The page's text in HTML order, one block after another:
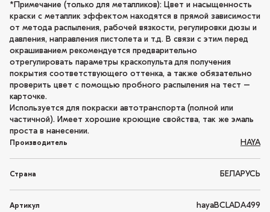
*Примечание (только для металликов): Цвет и насыщенность
краски с металлик эффектом находятся в прямой зависимости
от метода распыления, рабочей вязкости, регулировки дюзы и
давления, направления пистолета и т.д. В связи с этим перед
окрашиванием рекомендуется предварительно
отрегулировать параметры краскопульта для получения
покрытия соответствующего оттенка, а также обязательно
проверить цвет с помощью пробного распыления на тест –
карточке.
Используется для покраски автотранспорта (полной или
частичной). Имеет хорошие кроющие свойства, так же эмаль
проста в нанесении.
Производитель HAYA
Страна БЕЛАРУСЬ
Артикул hayaBCLADA499